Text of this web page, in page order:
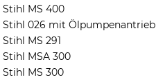
Stihl MS 400
Stihl 026 mit Ölpumpenantrieb
Stihl MS 291
Stihl MSA 300
Stihl MS 300